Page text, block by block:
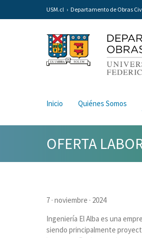
USM.cl Departamento de Obras
Inicio Quiénes Somos
OFERTA
7 · noviembre · 2024
Ingeniería El Alba es una
siendo principalmente